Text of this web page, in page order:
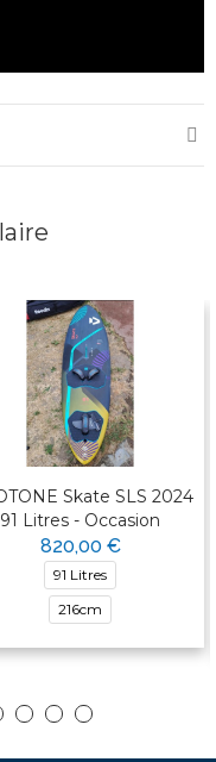
Skate SLS 2024
91 Litres - Occasion
820,00 €
91 Litres
216cm